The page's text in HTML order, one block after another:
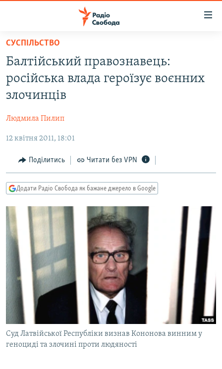
Перейти
основного
матеріалу
Перейти
до
основної
Перейти
пошуку
СТАТТІ
ЕКОНОМІКА
СУСПІЛЬСТВО
КУЛЬТУРА
УКРАЇНА
СВІТ
РОСІЙСЬКА «ФІЛЬТРАЦІЯ»
ДОНБАС.РЕАЛІЇ
КРИМ.РЕАЛІЇ
СХЕМИ
КИТАЙ.ВИКЛИКИ
МУЛЬТИМЕДІА
ФОТО
СПЕЦПРОЄКТИ
ПОДКАСТИ
КРИМ РЕАЛІЇ
РУС
УКР
СУСПІЛЬСТВО
Балтійський правознавець:
російська влада героїзує воєнних
злочинців
Людмила Пилип
12 квітня 2011, 18:01
Поділитись Читати без VPN
Додати Радіо Свобода як бажане джерело в Google
Суд Латвійської Республіки визнав Кононова винним у
геноциді та злочині проти людяності